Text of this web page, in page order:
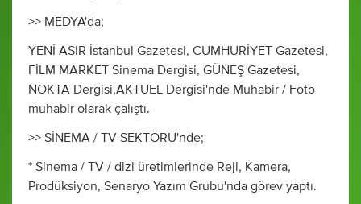
>> MEDYA'da;
YENİ ASIR İstanbul Gazetesi, CUMHURİYET Gazetesi,
FİLM MARKET Sinema Dergisi, GÜNEŞ Gazetesi,
NOKTA Dergisi,AKTUEL Dergisi'nde Muhabir / Foto
muhabir olarak çalıştı.
>> SİNEMA / TV SEKTÖRÜ'nde;
* Sinema / TV / dizi üretimlerinde Reji, Kamera,
Prodüksiyon, Senaryo Yazım Grubu'nda görev yaptı.